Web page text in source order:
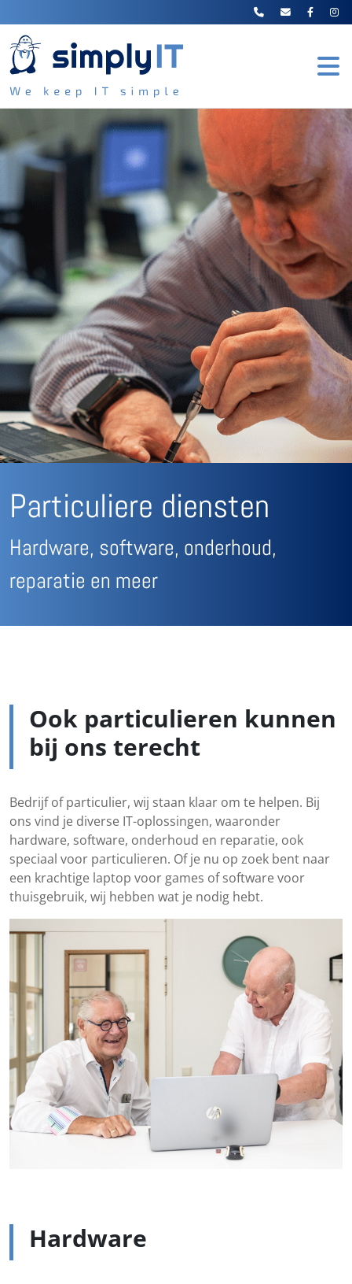
Particuliere diensten
Hardware, software, onderhoud,
reparatie en meer
Ook particulieren kunnen
bij ons terecht
Bedrijf of particulier, wij staan klaar om te helpen. Bij
ons vind je diverse IT-oplossingen, waaronder
hardware, software, onderhoud en reparatie, ook
speciaal voor particulieren. Of je nu op zoek bent naar
een krachtige laptop voor games of software voor
thuisgebruik, wij hebben wat je nodig hebt.
Hardware